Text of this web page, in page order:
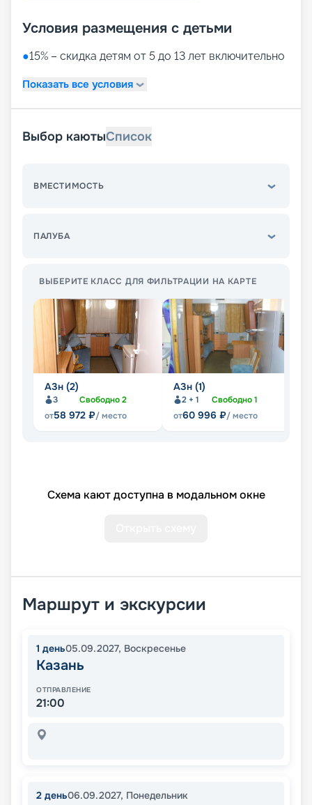
Условия размещения с детьми
●15% – скидка детям от 5 до 13 лет включительно
Показать все условия
Выбор каютыСписок
ВМЕСТИМОСТЬ
ПАЛУБА
ВЫБЕРИТЕ КЛАСС ДЛЯ ФИЛЬТРАЦИИ НА КАРТЕ
А3н (2)
3 Свободно2
от58 972 ₽/ место
А3н (1)
2 + 1 Свободно1
от60 996 ₽/ место
Схема кают доступна в модальном окне
Маршрут и экскурсии
1 день05.09.2027, Воскресенье
Казань
ОТПРАВЛЕНИЕ
21:00
2 день06.09.2027, Понедельник